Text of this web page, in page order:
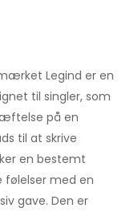
Legind er en
til singler, som
på en
til at skrive
en bestemt
følelser med en
gave. Den er